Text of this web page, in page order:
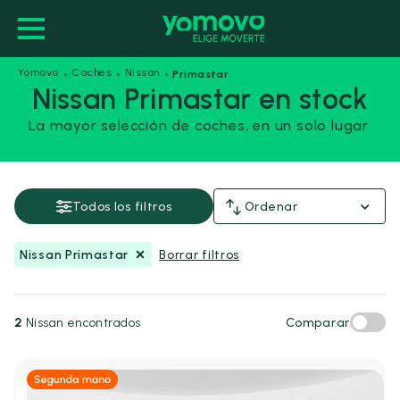
Yomovo · Coches · Nissan · Primastar
Nissan Primastar en stock
La mayor selección de coches, en un solo lugar.
Nissan Primastar
Precio y financiación
€
Todos los filtros Ordenar
Nissan Primastar Borrar filtros
2 Nissan encontrados Comparar